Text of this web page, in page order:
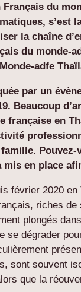
Français du
s’est
la chaîne
du monde-
adfe
par un
Beaucoup
française en
mis en place
février 2020
riches
plongés
se dégrader
sont souvent
que la